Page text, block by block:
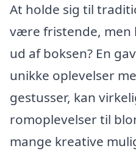
At holde sig til
være fristende, men
ud af boksen? En
unikke oplevelser
gestusser, kan
romoplevelser til
mange kreative